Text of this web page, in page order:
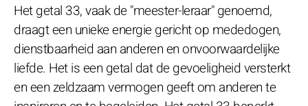
Het getal 33, vaak de "meester-leraar" genoemd,
draagt een unieke energie gericht op mededogen,
dienstbaarheid aan anderen en onvoorwaardelijke
liefde. Het is een getal dat de gevoeligheid versterkt
en een zeldzaam vermogen geeft om anderen te